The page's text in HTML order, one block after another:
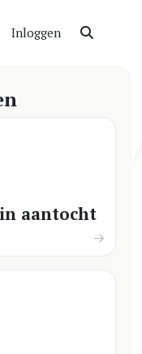
Inloggen
aantocht